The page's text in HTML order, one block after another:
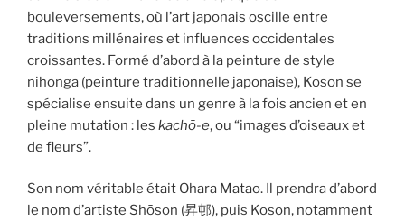
bouleversements, où l’art japonais oscille entre
traditions millénaires et influences occidentales
croissantes. Formé d’abord à la peinture de style
nihonga (peinture traditionnelle japonaise), Koson se
spécialise ensuite dans un genre à la fois ancien et en
pleine mutation : les kachō-e, ou “images d’oiseaux et
de fleurs”.
Son nom véritable était Ohara Matao. Il prendra d’abord
le nom d’artiste Shōson (昇邨), puis Koson, notamment